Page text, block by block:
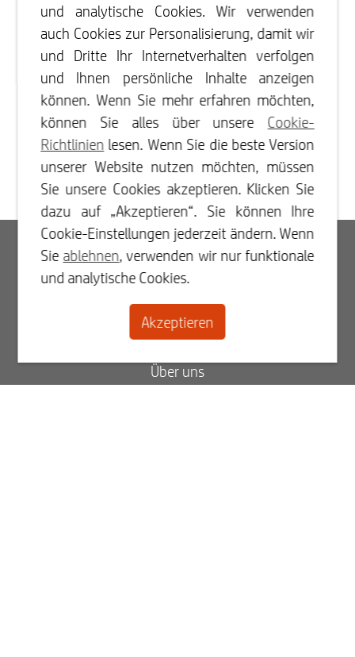
Log In
Kontakt
Über uns
und analytische Cookies. Wir verwenden
auch Cookies zur Personalisierung, damit wir
und Dritte Ihr Internetverhalten verfolgen
und Ihnen persönliche Inhalte anzeigen
können. Wenn Sie mehr erfahren möchten,
können Sie alles über unsere Cookie-
Richtlinien lesen. Wenn Sie die beste Version
unserer Website nutzen möchten, müssen
Sie unsere Cookies akzeptieren. Klicken Sie
dazu auf „Akzeptieren“. Sie können Ihre
Cookie-Einstellungen jederzeit ändern. Wenn
Sie ablehnen, verwenden wir nur funktionale
und analytische Cookies.
Akzeptieren